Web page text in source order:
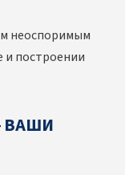
неоспоримым
и построении
ВАШИ